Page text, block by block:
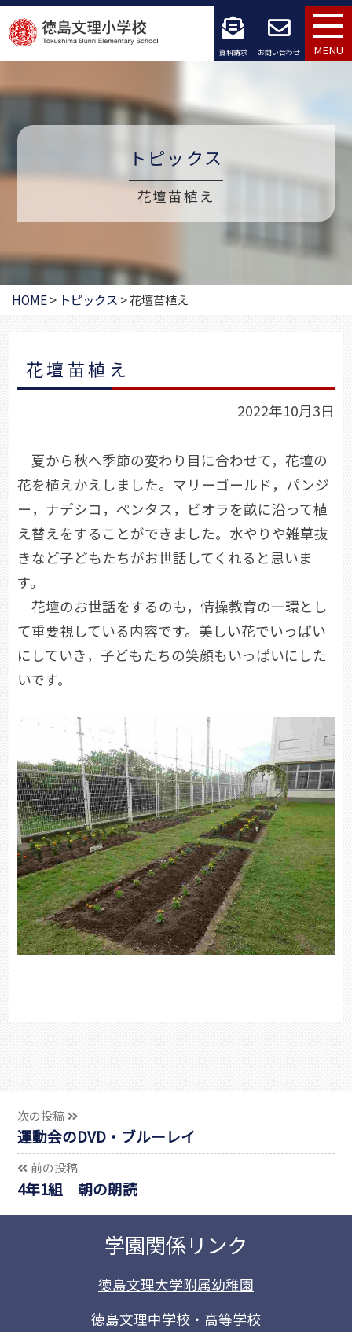
コ
ン
へ
ッ
プ
資料請求 お問い合わせ MENU
トピックス
花壇苗植え
HOME> トピックス >花壇苗植え
花壇苗植え
2022年10月3日
夏から秋へ季節の変わり目に合わせて，花壇の
花を植えかえしました。マリーゴールド，パンジ
ー，ナデシコ，ペンタス，ビオラを畝に沿って植
え替えをすることができました。水やりや雑草抜
きなど子どもたちがお世話してくれると思いま
す。
花壇のお世話をするのも，情操教育の一環とし
て重要視している内容です。美しい花でいっぱい
にしていき，子どもたちの笑顔もいっぱいにした
いです。
次の投稿
運動会のDVD・ブルーレイ
前の投稿
4年1組 朝の朗読
学園関係リンク
徳島文理大学附属幼稚園
徳島文理中学校・高等学校